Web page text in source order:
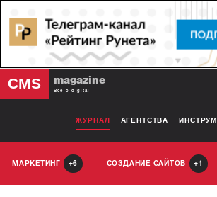
CMS magazine
Все о digital
ЖУРНАЛ АГЕНТСТВА
МАРКЕТИНГ 6 СОЗДАНИЕ САЙТОВ 1